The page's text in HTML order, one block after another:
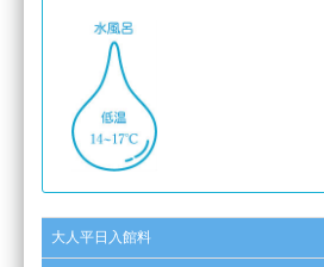
大人平日入館料